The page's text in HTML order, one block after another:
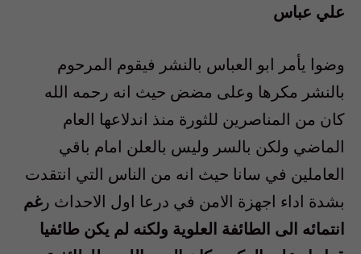
علي عباس
وضوا يأمر ابو العباس بالنشر فيقوم المرحوم
بالنشر مكرها وعلى مضض حيث انه رحمه الله
كان من المناصرين للثورة منذ اندلاعها العام
الماضي ولكن بالسر وليس بالعلن امام باقي
العاملين في سانا حيث انه من الناس التي انتقدت
بشدة اداء اجهزة الامن في درعا اول الاحداث رغم
انتمائه الى الطائفة العلوية ولكنه لم يكن طائفيا